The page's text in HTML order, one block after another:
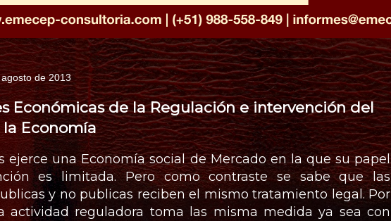
de 2013
Económicas de la Regulación e intervención del
la Economía
ejerce una Economía social de Mercado en la que su papel
es limitada. Pero como contraste se sabe que las
y no publicas reciben el mismo tratamiento legal. Por
actividad reguladora toma las misma medida ya sea con